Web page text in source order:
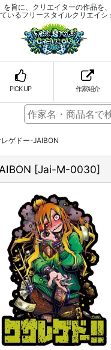
を旨に、クリエイターの作品を
いるフリースタイルクリエイシ
PICK UP 作家紹介
レゲドー-JAIBON
[Jai-M-0030]